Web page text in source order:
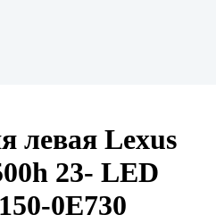
левая Lexus
23- LED
0E730